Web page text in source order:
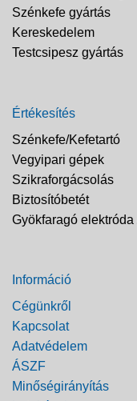
Szénkefe gyártás
Kereskedelem
Testcsipesz gyártás
Értékesítés
Szénkefe/Kefetartó
Vegyipari gépek
Szikraforgácsolás
Biztosítóbetét
Gyökfaragó elektróda
Információ
Cégünkről
Kapcsolat
Adatvédelem
ÁSZF
Minőségirányítás